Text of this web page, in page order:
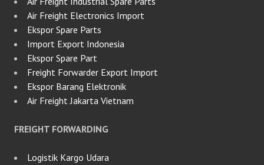
Air Freight Electronics Import
Ekspor Spare Parts
Import Export Indonesia
Ekspor Spare Part
Freight Forwarder Export Import
Ekspor Barang Elektronik
Air Freight Jakarta Vietnam
FREIGHT FORWARDING
Logistik Kargo Udara